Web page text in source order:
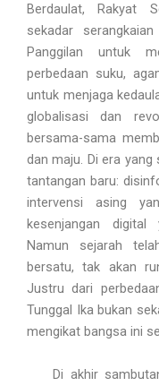
Berdaulat, Rakyat
sekadar
Panggilan untuk
perbedaan suku,
untuk menjaga
globalisasi dan
bersama-sama
dan maju. Di era
tantangan baru:
intervensi asing
kesenjangan
Namun sejarah
bersatu, tak akan
Justru dari
Tunggal Ika bukan
mengikat bangsa ini
Di akhir